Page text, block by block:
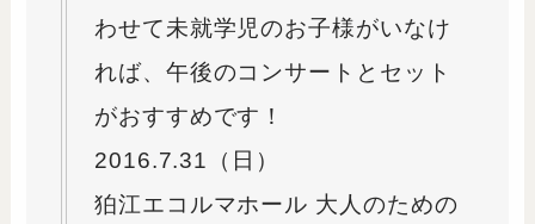
わせて未就学児のお子様がいなけ
れば、午後のコンサートとセット
がおすすめです！
2016.7.31（日）
狛江エコルマホール 大人のための